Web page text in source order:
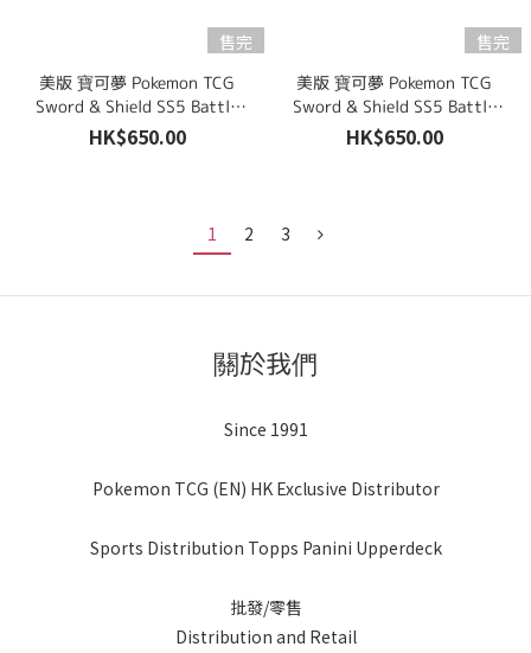
售完
美版 寶可夢 Pokemon TCG
Sword & Shield SS5 Battle
Styles Elite Trainer Box
(Single Strike Urshifu)
HK$650.00
售完
美版 寶可夢 Pokemon TCG
Sword & Shield SS5 Battle
Styles Elite Trainer Box
(Rapid Strike Urshifu)
HK$650.00
1 2 3
關於我們
Since 1991
Pokemon TCG (EN) HK Exclusive Distributor
Sports Distribution Topps Panini Upperdeck
批發/零售
Distribution and Retail